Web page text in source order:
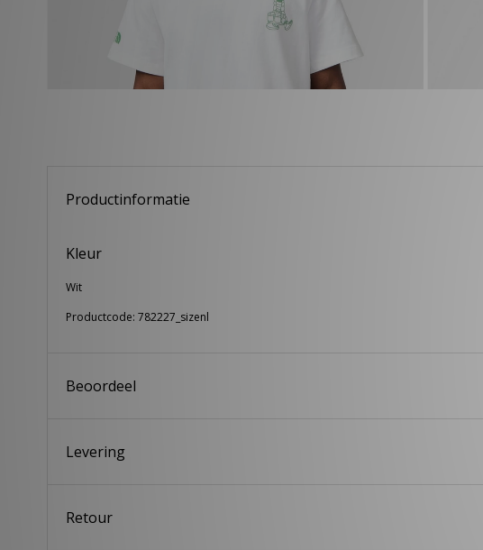
Productinformatie
Kleur
Wit
Productcode: 782227_sizenl
Beoordeel
Levering
Retour